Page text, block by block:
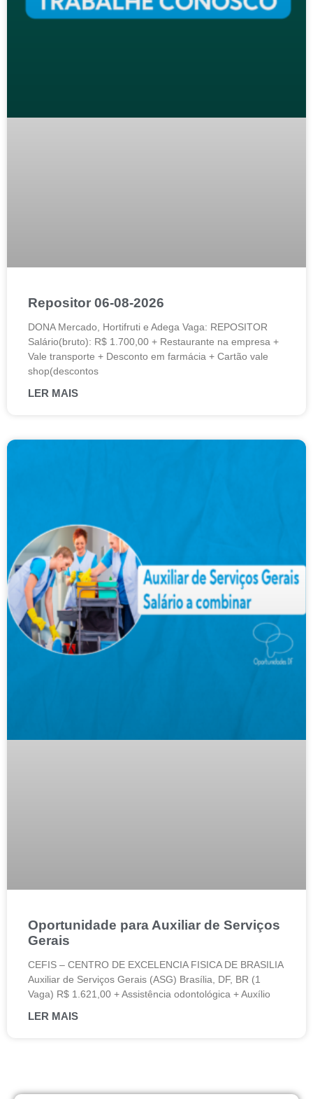
Repositor 06-08-2026
DONA Mercado, Hortifruti e Adega Vaga: REPOSITOR
Salário(bruto): R$ 1.700,00 + Restaurante na empresa +
Vale transporte + Desconto em farmácia + Cartão vale
shop(descontos
LER MAIS
Oportunidade para Auxiliar de Serviços
Gerais
CEFIS – CENTRO DE EXCELENCIA FISICA DE BRASILIA
Auxiliar de Serviços Gerais (ASG) Brasília, DF, BR (1
Vaga) R$ 1.621,00 + Assistência odontológica + Auxílio
LER MAIS